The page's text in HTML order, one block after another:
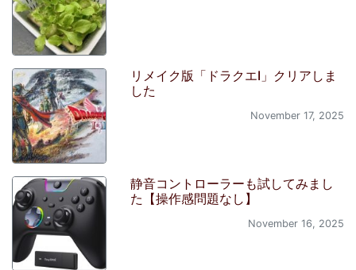
リメイク版「ドラクエI」クリアしま
した
November 17, 2025
静音コントローラーも試してみまし
た【操作感問題なし】
November 16, 2025